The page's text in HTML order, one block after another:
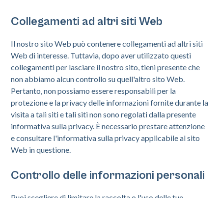
Collegamenti ad altri siti Web
Il nostro sito Web può contenere collegamenti ad altri siti
Web di interesse. Tuttavia, dopo aver utilizzato questi
collegamenti per lasciare il nostro sito, tieni presente che
non abbiamo alcun controllo su quell'altro sito Web.
Pertanto, non possiamo essere responsabili per la
protezione e la privacy delle informazioni fornite durante la
visita a tali siti e tali siti non sono regolati dalla presente
informativa sulla privacy. È necessario prestare attenzione
e consultare l'informativa sulla privacy applicabile al sito
Web in questione.
Controllo delle informazioni personali